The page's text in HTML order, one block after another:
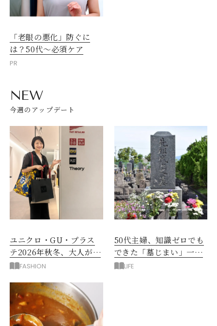
「老眼の悪化」防ぐに
は？50代～必須ケア
PR
NEW
今週のアップデート
ユニクロ・GU・プラス
テ2026年秋冬、大人が着
たい新作服は？
FASHION
50代主婦、知識ゼロでも
できた「墓じまい」一つ
後悔したのは、ある順
LIFE